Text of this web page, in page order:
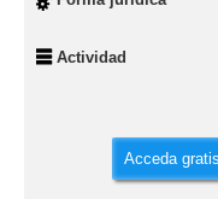
Actividad
Acceda